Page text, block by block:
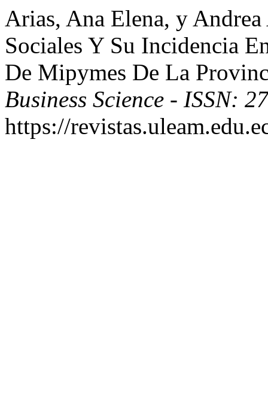
Arias, Ana Elena, y
Sociales Y Su Incidencia
De Mipymes De La
Business Science - ISSN:
https://